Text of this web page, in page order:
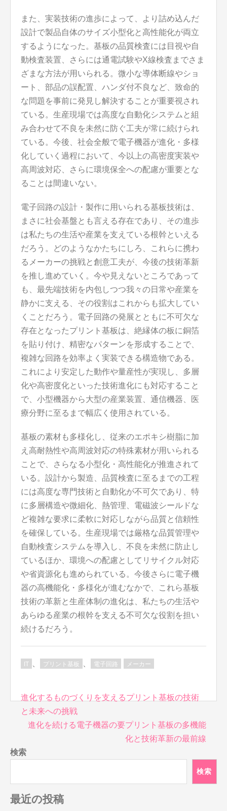
また、実装技術の進歩によって、より詰め込んだ
設計で製品自体のサイズ小型化と高性能化が両立
するようになった。基板の品質検査には目視や自
動検査装置、さらには通電試験やX線検査までさま
ざまな方法が用いられる。微小な導体断線やショ
ート、部品の誤配置、ハンダ付不良など、致命的
な問題を事前に発見し解決することが重要視され
ている。生産現場では高度な自動化システムと組
み合わせて不良を未然に防ぐ工夫が常に続けられ
ている。今後、社会全般で電子機器が進化・多様
化していく過程において、今以上の高密度実装や
高周波対応、さらに環境保全への配慮が重要とな
ることは間違いない。
電子回路の設計・製作に用いられる基板技術は、
まさに社会基盤とも言える存在であり、その進歩
は私たちの生活や産業を支えている根幹といえる
だろう。どのようなかたちにしろ、これらに携わ
るメーカーの挑戦と創意工夫が、今後の技術革新
を推し進めていく。今や見えないところであって
も、最先端技術を内包しつつ我々の日常や産業を
静かに支える、その役割はこれからも拡大してい
くことだろう。電子回路の発展とともに不可欠な
存在となったプリント基板は、絶縁体の板に銅箔
を貼り付け、精密なパターンを形成することで、
複雑な回路を効率よく実装できる構造物である。
これにより安定した動作や量産性が実現し、多層
化や高密度化といった技術進化にも対応すること
で、小型機器から大型の産業装置、通信機器、医
療分野に至るまで幅広く使用されている。
基板の素材も多様化し、従来のエポキシ樹脂に加
え高耐熱性や高周波対応の特殊素材が用いられる
ことで、さらなる小型化・高性能化が推進されて
いる。設計から製造、品質検査に至るまでの工程
には高度な専門技術と自動化が不可欠であり、特
に多層構造や微細化、熱管理、電磁波シールドな
ど複雑な要求に柔軟に対応しながら品質と信頼性
を確保している。生産現場では厳格な品質管理や
自動検査システムを導入し、不良を未然に防止し
ているほか、環境への配慮としてリサイクル対応
や省資源化も進められている。今後さらに電子機
器の高機能化・多様化が進むなかで、これら基板
技術の革新と生産体制の進化は、私たちの生活や
あらゆる産業の根幹を支える不可欠な役割を担い
続けるだろう。
IT プリント基板 電子回路 メーカー
投
稿
ナ
ゲ
ー
ョ
ン
進化するものづくりを支えるプリント基板の技術
と未来への挑戦
進化を続ける電子機器の要プリント基板の多機能
化と技術革新の最前線
検索
検索
最近の投稿